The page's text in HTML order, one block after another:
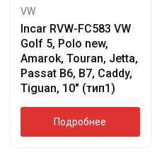
VW
Incar RVW-FC583 VW
Golf 5, Polo new,
Amarok, Touran, Jetta,
Passat B6, B7, Caddy,
Tiguan, 10″ (тип1)
Подробнее